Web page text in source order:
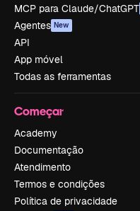
MCP para Claude/ChatGPT
Agentes New
API
App móvel
Todas as ferramentas
Começar
Academy
Documentação
Atendimento
Termos e condições
Política de privacidade